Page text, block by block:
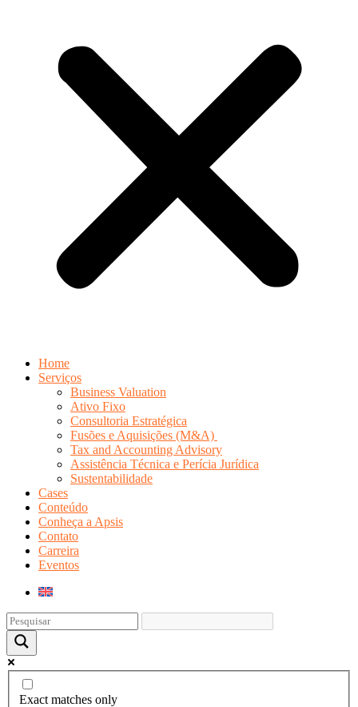
Home
Serviços
Business Valuation
Ativo Fixo
Consultoria Estratégica
Fusões e Aquisições (M&A)
Tax and Accounting Advisory
Assistência Técnica e Perícia Jurídica
Sustentabilidade
Cases
Conteúdo
Conheça a Apsis
Contato
Carreira
Eventos
Exact matches only